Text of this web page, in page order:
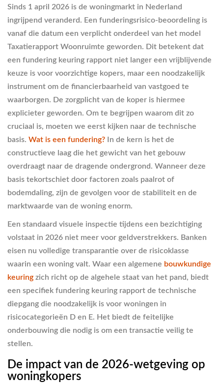
Sinds 1 april 2026 is de woningmarkt in Nederland
ingrijpend veranderd. Een funderingsrisico-beoordeling is
vanaf die datum een verplicht onderdeel van het model
Taxatierapport Woonruimte geworden. Dit betekent dat
een fundering keuring rapport niet langer een vrijblijvende
keuze is voor voorzichtige kopers, maar een noodzakelijk
instrument om de financierbaarheid van vastgoed te
waarborgen. De zorgplicht van de koper is hiermee
explicieter geworden. Om te begrijpen waarom dit zo
cruciaal is, moeten we eerst kijken naar de technische
basis. Wat is een fundering? In de kern is het de
constructieve laag die het gewicht van het gebouw
overdraagt naar de dragende ondergrond. Wanneer deze
basis tekortschiet door factoren zoals paalrot of
bodemdaling, zijn de gevolgen voor de stabiliteit en de
marktwaarde van de woning enorm.
Een standaard visuele inspectie tijdens een bezichtiging
volstaat in 2026 niet meer voor geldverstrekkers. Banken
eisen nu volledige transparantie over de risicoklasse
waarin een woning valt. Waar een algemene bouwkundige
keuring zich richt op de algehele staat van het pand, biedt
een specifiek fundering keuring rapport de technische
diepgang die noodzakelijk is voor woningen in
risicocategorieën D en E. Het biedt de feitelijke
onderbouwing die nodig is om een transactie veilig te
stellen.
De impact van de 2026-wetgeving op
woningkopers